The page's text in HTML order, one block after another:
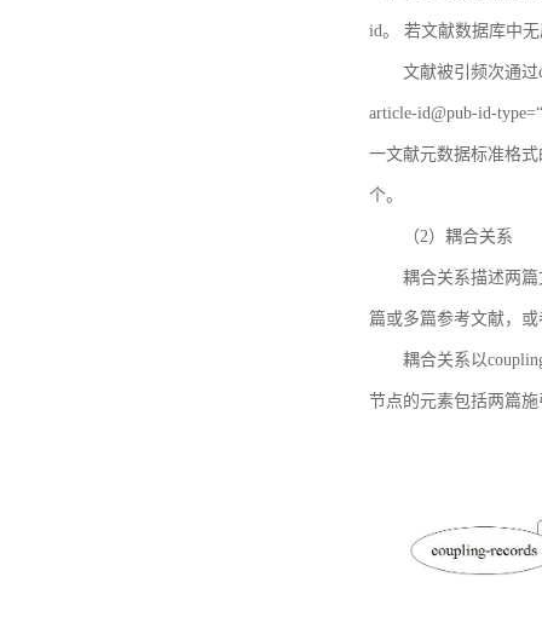
id。 若文献数据库中
文献被引频次通
article-id@pub-id-
一文献元数据标准格
个。
（2）耦合关系
耦合关系描述两
篇或多篇参考文献，
耦合关系以
节点的元素包括两篇